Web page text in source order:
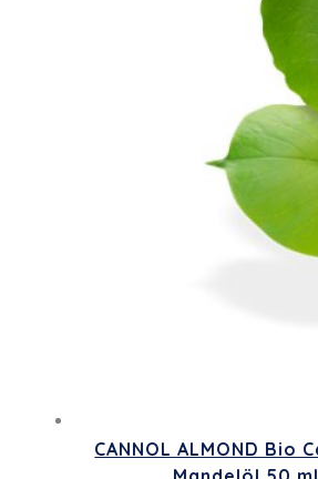
CANNOL ALMOND Bio